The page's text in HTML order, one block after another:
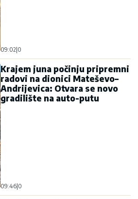
09:02 0
Krajem juna počinju pripremni
radovi na dionici Mateševo–
Andrijevica: Otvara se novo
gradilište na auto-putu
09:46 0